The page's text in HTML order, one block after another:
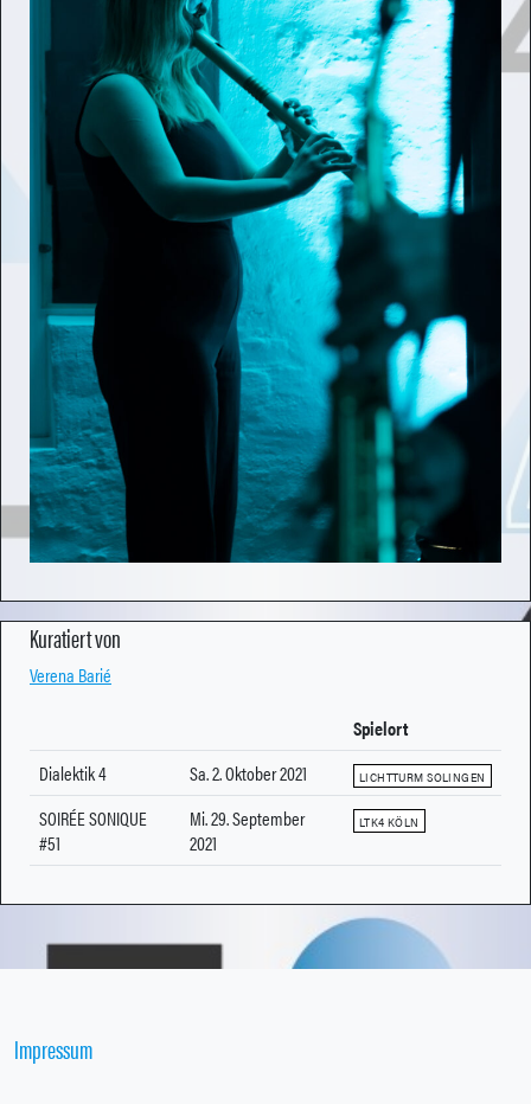
Kuratiert von
Verena Barié
Spielort
Dialektik 4
Sa. 2. Oktober 2021 LICHTTURM SOLINGEN
SOIRÉE SONIQUE
#51
Mi. 29. September
2021
LTK4 KÖLN
Impressum